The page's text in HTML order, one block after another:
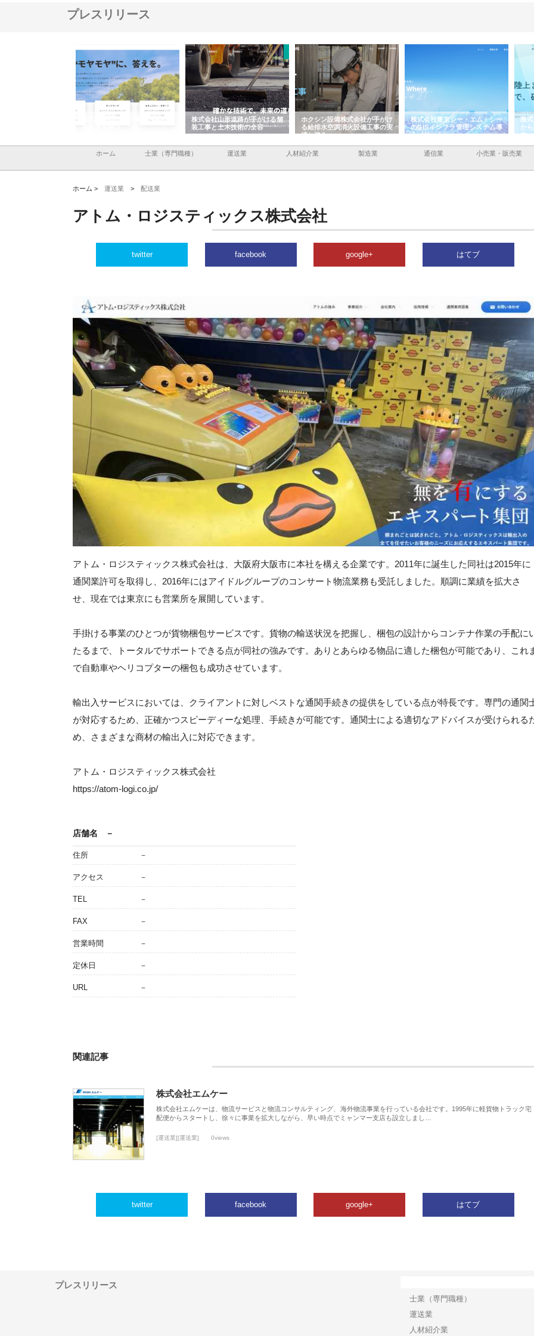
プレスリリース
株式会社ＣＳＡの事業内容と強
株式会社山形道路が手がける舗
装工事と土木技術の全容
ホクシン設備株式会社が手がけ
る給排水空調消火設備工事の実
績と強み
株式会社東京シー・エム・シー
のGISインフラ管理システム導
入メリット
株
か
由
ホーム 士業（専門職種） 運送業 人材紹介業 製造業 通信業 小売業・販売業
ホーム > 運送業 > 配送業
アトム・ロジスティックス株式会社
twitter facebook google+ はてブ
アトム・ロジスティックス株式会社は、大阪府大阪市に本社を構える企業です。2011年に誕生した同社は2015年に
通関業許可を取得し、2016年にはアイドルグループのコンサート物流業務も受託しました。順調に業績を拡大さ
せ、現在では東京にも営業所を展開しています。
手掛ける事業のひとつが貨物梱包サービスです。貨物の輸送状況を把握し、梱包の設計からコンテナ作業の手配に
たるまで、トータルでサポートできる点が同社の強みです。ありとあらゆる物品に適した梱包が可能であり、これ
で自動車やヘリコプターの梱包も成功させています。
輸出入サービスにおいては、クライアントに対しベストな通関手続きの提供をしている点が特長です。専門の通関
が対応するため、正確かつスピーディーな処理、手続きが可能です。通関士による適切なアドバイスが受けられる
め、さまざまな商材の輸出入に対応できます。
アトム・ロジスティックス株式会社
https://atom-logi.co.jp/
店舗名 －
住所 －
アクセス －
TEL －
FAX －
営業時間 －
定休日 －
URL －
関連記事
株式会社エムケー
株式会社エムケーは、物流サービスと物流コンサルティング、海外物流事業を行っている会社です。1995年に軽貨物トラック宅
配便からスタートし、徐々に事業を拡大しながら、早い時点でミャンマー支店も設立しまし…
[運送業][運送業] 0views
twitter facebook google+ はてブ
プレスリリース
士業（専門職種）
運送業
人材紹介業